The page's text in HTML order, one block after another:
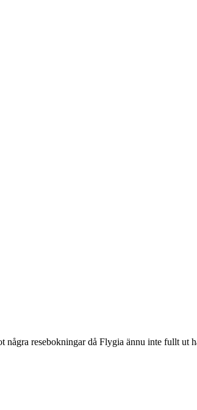
några resebokningar då Flygia ännu inte fullt ut